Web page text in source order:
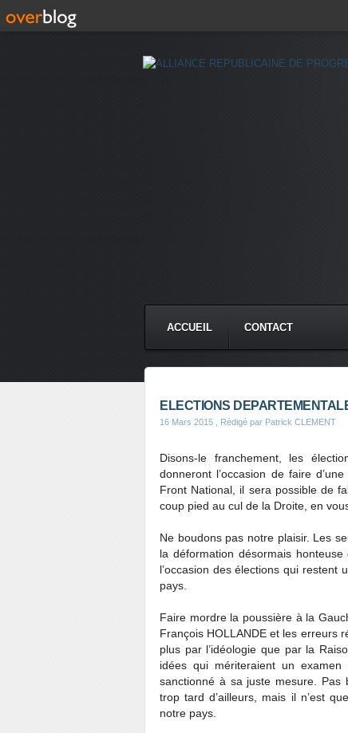
ACCUEIL CONTACT
ELECTIONS
16 Mars 2015 , Rédigé par Patrick CLEMENT
Disons-le franchement, les
donneront l’occasion de faire
Front National, il sera possible de
coup pied au cul de la Droite, en
Ne boudons pas notre plaisir. Les
la déformation désormais
l’occasion des élections qui
pays.
Faire mordre la poussière à la
François HOLLANDE et les erreurs
plus par l’idéologie que par la
idées qui mériteraient un examen
sanctionné à sa juste mesure. Pas
trop tard d’ailleurs, mais il n’est
notre pays.